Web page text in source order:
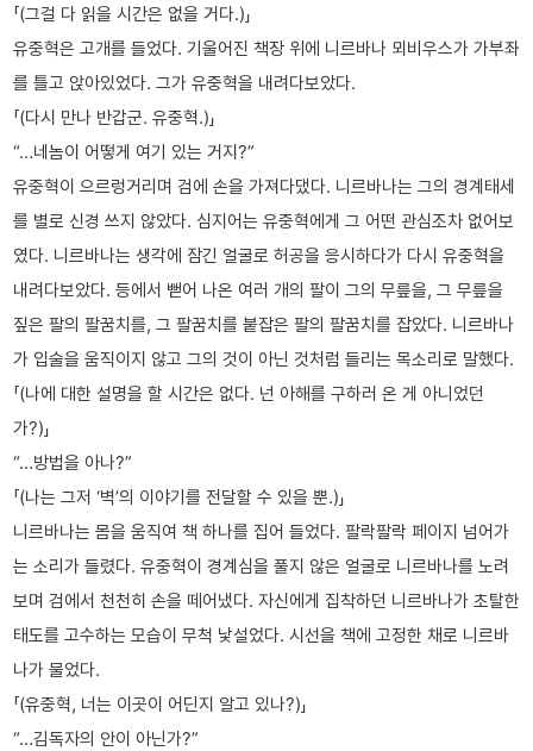
「(그걸 다 읽을 시간은 없을 거다.)」
유중혁은 고개를 들었다. 기울어진 책장 위에 니르바나 뫼비우스가 가부좌
를 틀고 앉아있었다. 그가 유중혁을 내려다보았다.
「(다시 만나 반갑군. 유중혁.)」
“…네놈이 어떻게 여기 있는 거지?”
유중혁이 으르렁거리며 검에 손을 가져다댔다. 니르바나는 그의 경계태세
를 별로 신경 쓰지 않았다. 심지어는 유중혁에게 그 어떤 관심조차 없어보
였다. 니르바나는 생각에 잠긴 얼굴로 허공을 응시하다가 다시 유중혁을
내려다보았다. 등에서 뻗어 나온 여러 개의 팔이 그의 무릎을, 그 무릎을
짚은 팔의 팔꿈치를, 그 팔꿈치를 붙잡은 팔의 팔꿈치를 잡았다. 니르바나
가 입술을 움직이지 않고 그의 것이 아닌 것처럼 들리는 목소리로 말했다.
「(나에 대한 설명을 할 시간은 없다. 넌 아해를 구하러 온 게 아니었던
가?)」
“…방법을 아나?”
「(나는 그저 ‘벽’의 이야기를 전달할 수 있을 뿐.)」
니르바나는 몸을 움직여 책 하나를 집어 들었다. 팔락팔락 페이지 넘어가
는 소리가 들렸다. 유중혁이 경계심을 풀지 않은 얼굴로 니르바나를 노려
보며 검에서 천천히 손을 떼어냈다. 자신에게 집착하던 니르바나가 초탈한
태도를 고수하는 모습이 무척 낯설었다. 시선을 책에 고정한 채로 니르바
나가 물었다.
「(유중혁, 너는 이곳이 어딘지 알고 있나?)」
“…김독자의 안이 아닌가?”